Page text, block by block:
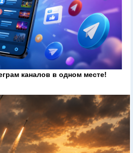
каналов в одном месте!